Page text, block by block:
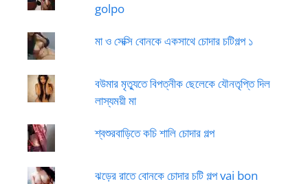
golpo
মা ও সেক্সি বোনকে একসাথে চোদার চটিগল্প ১
বউমার মৃত্যুতে বিপত্নীক ছেলেকে যৌনতৃপ্তি দিল
লাস্যময়ী মা
শ্বশুরবাড়িতে কচি শালি চোদার গল্প
ঝড়ের রাতে বোনকে চোদার চটি গল্প vai bon